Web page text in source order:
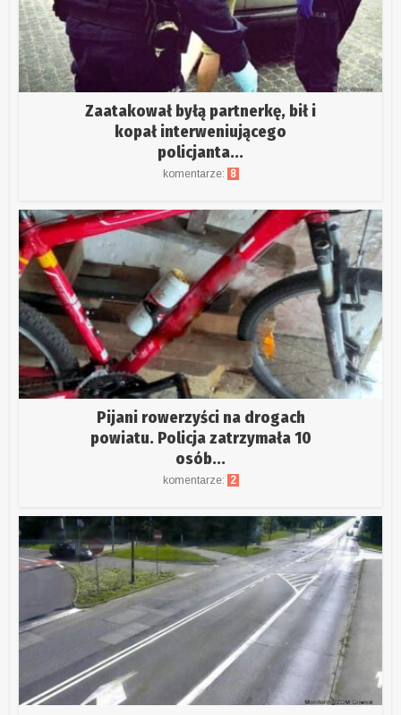
Zaatakował byłą partnerkę, bił i
kopał interweniującego
policjanta...
komentarze: 8
Pijani rowerzyści na drogach
powiatu. Policja zatrzymała 10
osób...
komentarze: 2